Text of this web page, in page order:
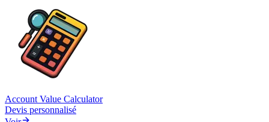
Account Value Calculator
Devis personnalisé